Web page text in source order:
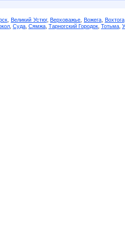
Великий Устюг,Верховажье Вожега, Вохтога
Суда Сямжа Тарногский Городок Тотьма